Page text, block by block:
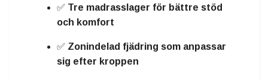
✅ Tre madrasslager för bättre stöd
och komfort
✅ Zonindelad fjädring som anpassar
sig efter kroppen